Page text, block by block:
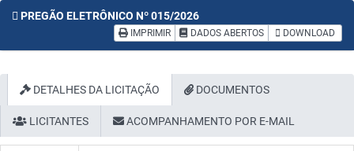
PREGÃO ELETRÔNICO Nº 015/2026
IMPRIMIR DADOS ABERTOS DOWNLOAD
DETALHES DA LICITAÇÃO DOCUMENTOS
LICITANTES ACOMPANHAMENTO POR E-MAIL